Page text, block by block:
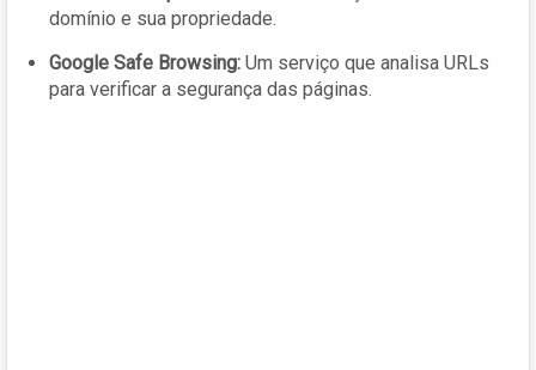
domínio e sua propriedade.
Google Safe Browsing: Um serviço que analisa URLs
para verificar a segurança das páginas.